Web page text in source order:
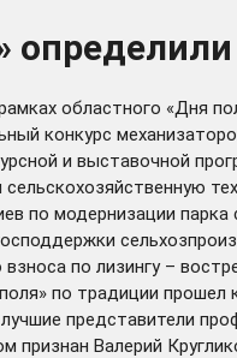
областного «Дня
конкурс
и выставочной
по модернизации
взноса по лизингу –
по традиции
представители
признан Валерий